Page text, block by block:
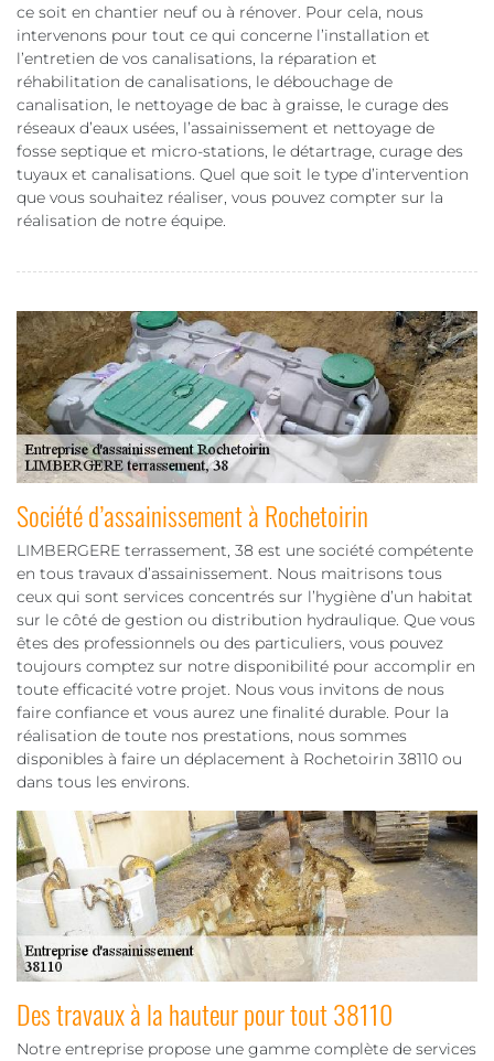
ce soit en chantier neuf ou à rénover. Pour cela, nous
intervenons pour tout ce qui concerne l’installation et
l’entretien de vos canalisations, la réparation et
réhabilitation de canalisations, le débouchage de
canalisation, le nettoyage de bac à graisse, le curage des
réseaux d’eaux usées, l’assainissement et nettoyage de
fosse septique et micro-stations, le détartrage, curage des
tuyaux et canalisations. Quel que soit le type d’intervention
que vous souhaitez réaliser, vous pouvez compter sur la
réalisation de notre équipe.
Société d’assainissement à Rochetoirin
LIMBERGERE terrassement, 38 est une société compétente
en tous travaux d’assainissement. Nous maitrisons tous
ceux qui sont services concentrés sur l’hygiène d’un habitat
sur le côté de gestion ou distribution hydraulique. Que vous
êtes des professionnels ou des particuliers, vous pouvez
toujours comptez sur notre disponibilité pour accomplir en
toute efficacité votre projet. Nous vous invitons de nous
faire confiance et vous aurez une finalité durable. Pour la
réalisation de toute nos prestations, nous sommes
disponibles à faire un déplacement à Rochetoirin 38110 ou
dans tous les environs.
Des travaux à la hauteur pour tout 38110
Notre entreprise propose une gamme complète de services